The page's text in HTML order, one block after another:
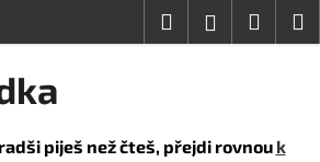
HledatPřihlášení
piješ než čteš, přejdi rovnou k